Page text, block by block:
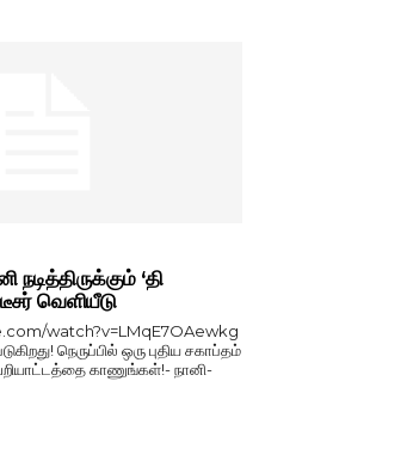
நடித்திருக்கும் ‘தி
வெளியீடு
watch?v=LMqE7OAewkg
நெருப்பில் ஒரு புதிய சகாப்தம்
காணுங்கள்!- நானி-